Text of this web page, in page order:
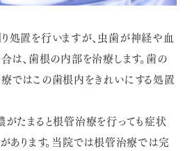
処置を行いますが、虫歯が神経や血
は、歯根の内部を治療します。歯の
ではこの歯根内をきれいにする処置
がたまると根管治療を行っても症状
あります。当院では根管治療では完